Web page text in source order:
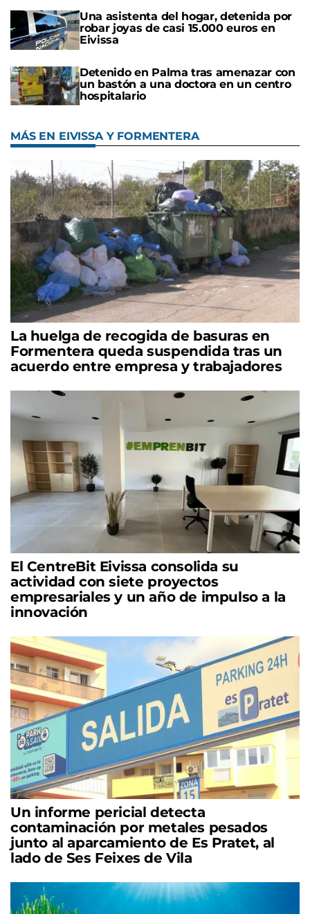
Una asistenta del hogar, detenida por
robar joyas de casi 15.000 euros en
Eivissa
Detenido en Palma tras amenazar con
un bastón a una doctora en un centro
hospitalario
MÁS EN EIVISSA Y FORMENTERA
La huelga de recogida de basuras en
Formentera queda suspendida tras un
acuerdo entre empresa y trabajadores
El CentreBit Eivissa consolida su
actividad con siete proyectos
empresariales y un año de impulso a la
innovación
Un informe pericial detecta
contaminación por metales pesados
junto al aparcamiento de Es Pratet, al
lado de Ses Feixes de Vila